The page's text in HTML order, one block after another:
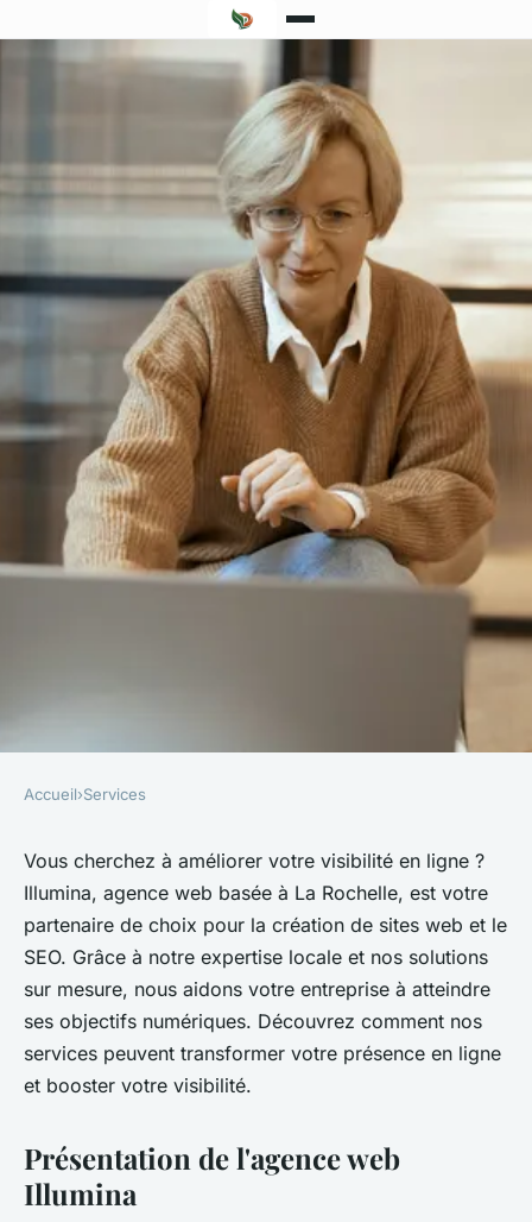
Illumina | agence web la
rochelle | site web & seo:
boostez votre visibilité
Lola •27 août 2024•6 min de lecture
Accueil›Services
Vous cherchez à améliorer votre visibilité en ligne ?
Illumina, agence web basée à La Rochelle, est votre
partenaire de choix pour la création de sites web et le
SEO. Grâce à notre expertise locale et nos solutions
sur mesure, nous aidons votre entreprise à atteindre
ses objectifs numériques. Découvrez comment nos
services peuvent transformer votre présence en ligne
et booster votre visibilité.
Présentation de l'agence web
Illumina